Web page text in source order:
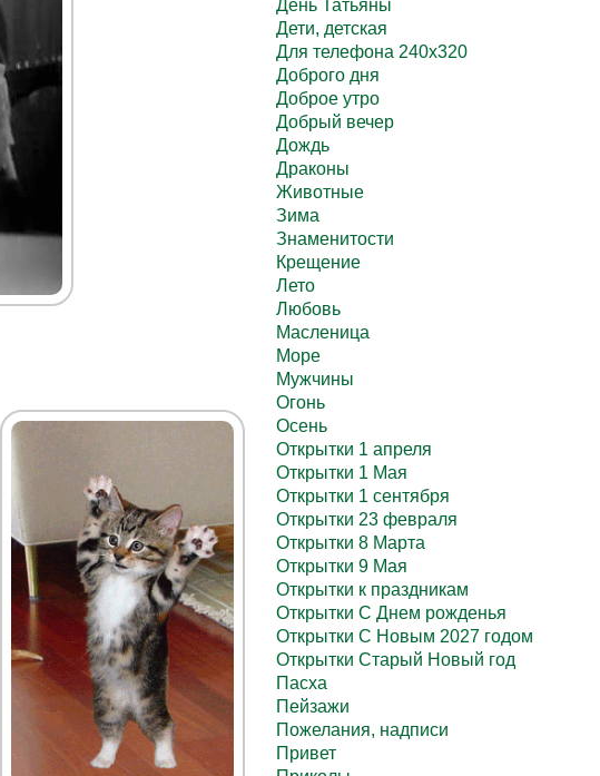
День Татьяны
Дети, детская
Для телефона 240х320
Доброго дня
Доброе утро
Добрый вечер
Дождь
Драконы
Животные
Зима
Знаменитости
Крещение
Лето
Любовь
Масленица
Море
Мужчины
Огонь
Осень
Открытки 1 апреля
Открытки 1 Мая
Открытки 1 сентября
Открытки 23 февраля
Открытки 8 Марта
Открытки 9 Мая
Открытки к праздникам
Открытки С Днем рожденья
Открытки С Новым 2027 годом
Открытки Старый Новый год
Пасха
Пейзажи
Пожелания, надписи
Привет